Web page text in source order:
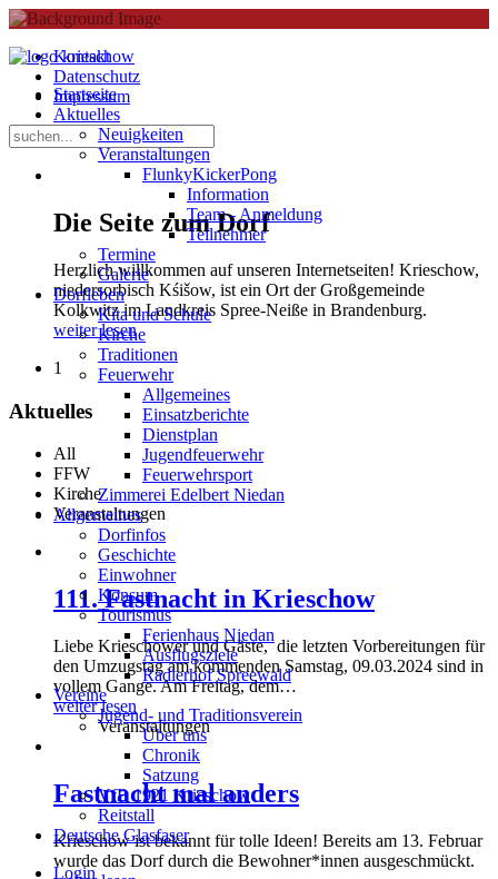
Startseite
Aktuelles
Neuigkeiten
Veranstaltungen
FlunkyKickerPong
Information
Team - Anmeldung
Teilnehmer
Termine
Galerie
Dorfleben
Kita und Schule
Kirche
Traditionen
Feuerwehr
Allgemeines
Einsatzberichte
Dienstplan
Jugendfeuerwehr
Feuerwehrsport
Zimmerei Edelbert Niedan
Allgemeines
Dorfinfos
Geschichte
Einwohner
Konsum
Tourismus
Ferienhaus Niedan
Ausflugsziele
Radlerhof Spreewald
Vereine
Jugend- und Traditionsverein
Über uns
Chronik
Satzung
VfB 1921 Krieschow
Reitstall
Deutsche Glasfaser
Login
Kontakt
Datenschutz
Impressum
Die Seite zum Dorf
Herzlich willkommen auf unseren Internetseiten! Krieschow,
niedersorbisch Kśišow, ist ein Ort der Großgemeinde
Kolkwitz im Landkreis Spree-Neiße in Brandenburg.
weiter lesen
1
Aktuelles
All
FFW
Kirche
Veranstaltungen
111. Fastnacht in Krieschow
Liebe Krieschower und Gäste, die letzten Vorbereitungen für
den Umzugstag am kommenden Samstag, 09.03.2024 sind in
vollem Gange. Am Freitag, dem…
weiter lesen
Veranstaltungen
Fastnacht mal anders
Krieschow ist bekannt für tolle Ideen! Bereits am 13. Februar
wurde das Dorf durch die Bewohner*innen ausgeschmückt.